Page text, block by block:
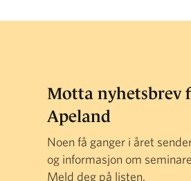
Motta nyhetsbrev
Apeland
Noen få ganger i året
og informasjon om
Meld deg på listen.